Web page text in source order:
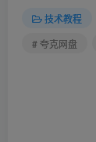
技术教程
# 夸克网盘